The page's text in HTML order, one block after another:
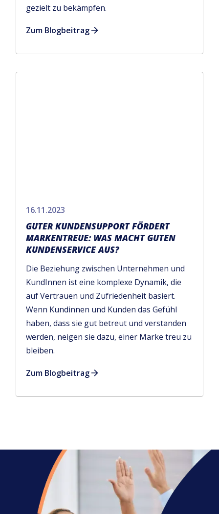
gezielt zu bekämpfen.
Zum Blogbeitrag
16.11.2023
GUTER KUNDENSUPPORT FÖRDERT
MARKENTREUE: WAS MACHT GUTEN
KUNDENSERVICE AUS?
Die Beziehung zwischen Unternehmen und
KundInnen ist eine komplexe Dynamik, die
auf Vertrauen und Zufriedenheit basiert.
Wenn Kundinnen und Kunden das Gefühl
haben, dass sie gut betreut und verstanden
werden, neigen sie dazu, einer Marke treu zu
bleiben.
Zum Blogbeitrag